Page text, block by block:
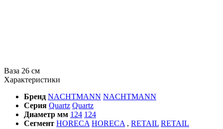
Ваза 26 см
Характеристики
Бренд NACHTMANN NACHTMANN
Серия Quartz Quartz
Диаметр мм 124 124
Сегмент HORECA HORECA , RETAIL RETAIL